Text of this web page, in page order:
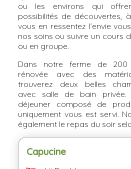
ou les environs qui
possibilités de découvertes,
vous en ressentez l’envie
nos soins ou suivre un cours
ou en groupe.
Dans notre ferme de 200
rénovée avec des
trouverez deux belles
avec salle de bain
déjeuner composé de
uniquement vous est servi.
également le repas du soir
Capucine